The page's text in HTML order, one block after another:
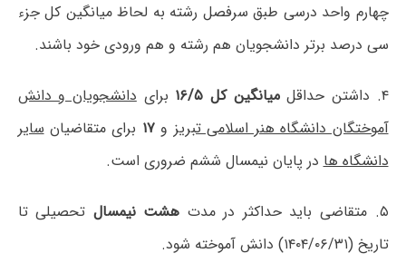
چهارم واحد درسی طبق سرفصل رشته به لحاظ میانگین کل جزء
سی درصد برتر دانشجویان هم رشته و هم ورودی خود باشند.
۴. داشتن حداقلمیانگین کل ۱۶/۵ برایدانشجویان و دانش
آموختگان دانشگاه هنر اسلامی تبریز و۱۷ برای متقاضیانسایر
دانشگاه هادر پایان نیمسال ششم ضروری است.
۵. متقاضی باید حداکثر در مدت هشت نیمسال تحصیلی تا
تاریخ (۱۴۰۴/۰۶/۳۱) دانش آموخته شود.